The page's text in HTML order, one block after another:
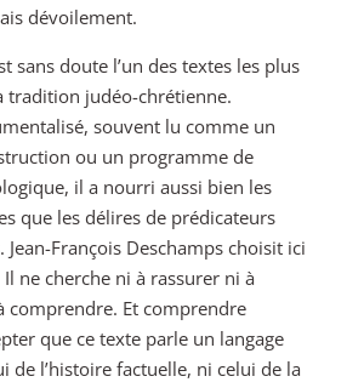
dévoilement.
sans doute l’un des textes les plus
tradition judéo-chrétienne.
souvent lu comme un
ou un programme de
il a nourri aussi bien les
que les délires de prédicateurs
François Deschamps choisit ici
ne cherche ni à rassurer ni à
comprendre. Et comprendre
que ce texte parle un langage
de l’histoire factuelle, ni celui de la